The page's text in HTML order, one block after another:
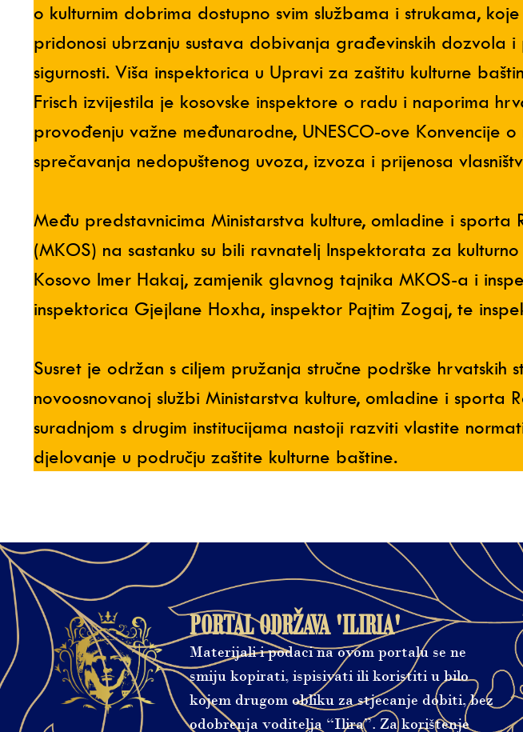
o kulturnim dobrima dostupno svim službama i strukama,
pridonosi ubrzanju sustava dobivanja građevinskih dozvola
sigurnosti. Viša inspektorica u Upravi za zaštitu kulturne
Frisch izvijestila je kosovske inspektore o radu i naporima
provođenju važne međunarodne, UNESCO-ove Konvencije
sprečavanja nedopuštenog uvoza, izvoza i prijenosa
Među predstavnicima Ministarstva kulture, omladine i sporta
(MKOS) na sastanku su bili ravnatelj Inspektorata za
Kosovo Imer Hakaj, zamjenik glavnog tajnika MKOS-a i
inspektorica Gjejlane Hoxha, inspektor Pajtim Zogaj, te
Susret je održan s ciljem pružanja stručne podrške hrvatskih
novoosnovanoj službi Ministarstva kulture, omladine i sporta
suradnjom s drugim institucijama nastoji razviti vlastite
djelovanje u području zaštite kulturne baštine.
PORTAL ODRŽAVA 'ILIRIA'
Materijali i podaci na ovom portalu se ne
smiju kopirati, ispisivati ​​ili koristiti u bilo
kojem drugom obliku za stjecanje dobiti, bez
odobrenja voditelja “Ilira”. Za korištenje